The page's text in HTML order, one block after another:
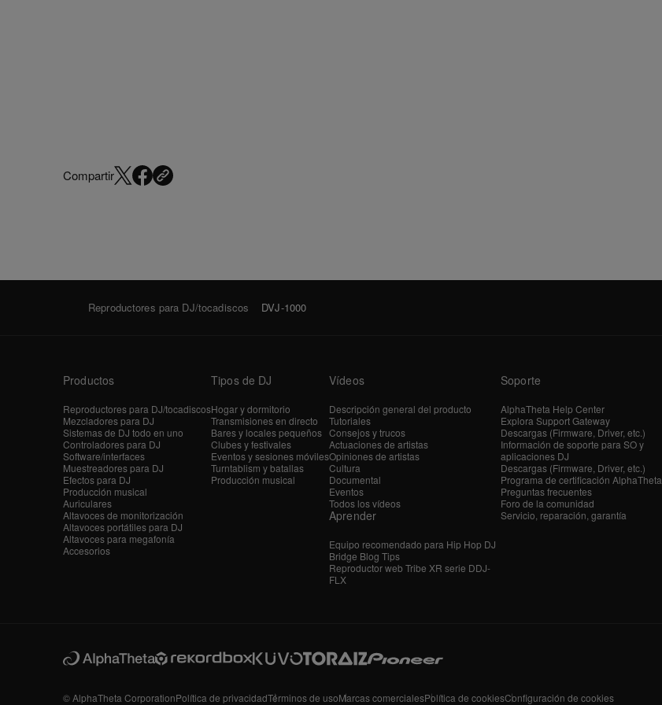
Compartir
Reproductores para DJ/tocadiscos DVJ-1000
Productos
Reproductores para DJ/tocadiscos
Mezcladores para DJ
Sistemas de DJ todo en uno
Controladores para DJ
Software/interfaces
Muestreadores para DJ
Efectos para DJ
Producción musical
Auriculares
Altavoces de monitorización
Altavoces portátiles para DJ
Altavoces para megafonía
Accesorios
Tipos de DJ
Hogar y dormitorio
Transmisiones en directo
Bares y locales pequeños
Clubes y festivales
Eventos y sesiones móviles
Turntablism y batallas
Producción musical
Vídeos
Descripción general del producto
Tutoriales
Consejos y trucos
Actuaciones de artistas
Opiniones de artistas
Cultura
Documental
Eventos
Todos los vídeos
Aprender
Equipo recomendado para Hip Hop DJ
Bridge Blog Tips
Reproductor web Tribe XR serie DDJ-
FLX
Soporte
AlphaTheta Help Center
Explora Support Gateway
Descargas (Firmware, Driver, etc.)
Información de soporte para SO y
aplicaciones DJ
Descargas (Firmware, Driver, etc.)
Programa de certificación AlphaTheta
Preguntas frecuentes
Foro de la comunidad
Servicio, reparación, garantía
© AlphaTheta CorporationPolítica de privacidadTérminos de usoMarcas comercialesPolítica de cookiesConfiguración de cookies